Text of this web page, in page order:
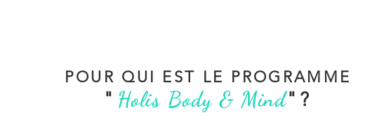
POUR QUI EST LE PROGRAMME
" Holis Body & Mind"?